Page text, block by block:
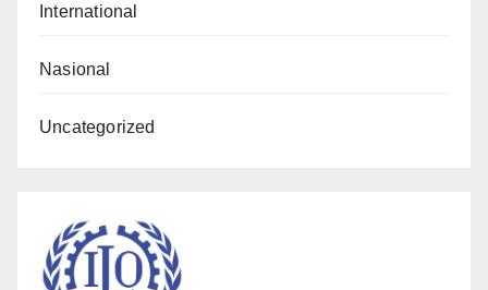
International
Nasional
Uncategorized